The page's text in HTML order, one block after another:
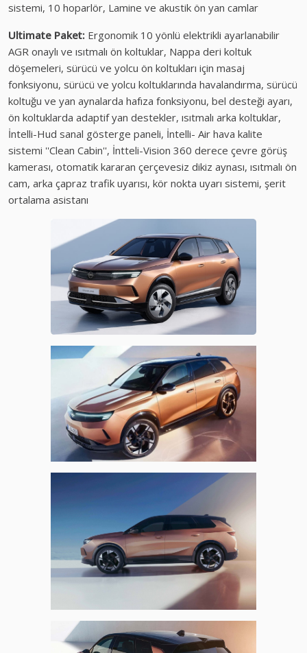
sistemi, 10 hoparlör, Lamine ve akustik ön yan camlar
Ultimate Paket: Ergonomik 10 yönlü elektrikli ayarlanabilir
AGR onaylı ve ısıtmalı ön koltuklar, Nappa deri koltuk
döşemeleri, sürücü ve yolcu ön koltukları için masaj
fonksiyonu, sürücü ve yolcu koltuklarında havalandırma, sürücü
koltuğu ve yan aynalarda hafıza fonksiyonu, bel desteği ayarı,
ön koltuklarda adaptif yan destekler, ısıtmalı arka koltuklar,
İntelli-Hud sanal gösterge paneli, İntelli- Air hava kalite
sistemi ''Clean Cabin'', İntteli-Vision 360 derece çevre görüş
kamerası, otomatik kararan çerçevesiz dikiz aynası, ısıtmalı ön
cam, arka çapraz trafik uyarısı, kör nokta uyarı sistemi, şerit
ortalama asistanı